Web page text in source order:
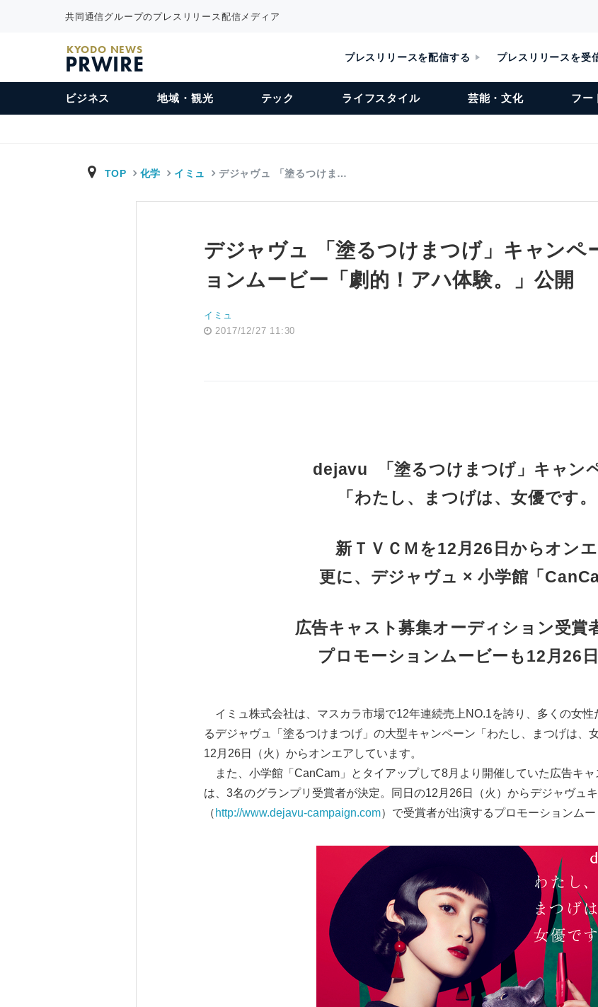
共同通信グループのプレスリリース配信メディア
KYODO NEWS
PRWIRE プレスリリースを配信する プレスリリースを受
ビジネス 地域・観光 テック ライフスタイル 芸能・文化 フー
TOP 化学 イミュ デジャヴュ 「塗るつけま…
デジャヴュ 「塗るつけまつげ」キャンペ
ョンムービー「劇的！アハ体験。」公開
イミュ
2017/12/27 11:30
dejavu 「塗るつけまつげ」キャン
「わたし、まつげは、女優です。
新ＴＶＣＭを12月26日からオン
更に、デジャヴュ × 小学館「
広告キャスト募集オーディション受賞
プロモーションムービーも12月26
イミュ株式会社は、マスカラ市場で12年連続売上NO.1を誇り、多くの女性
るデジャヴュ「塗るつけまつげ」の大型キャンペーン「わたし、まつげは、
12月26日（火）からオンエアしています。
また、小学館「CanCam」とタイアップして8月より開催していた広告キ
は、3名のグランプリ受賞者が決定。同日の12月26日（火）からデジャヴュ
（ http://www.dejavu-campaign.com）で受賞者が出演するプロモーションムー